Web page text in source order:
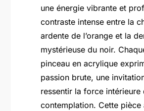
une énergie vibrante et
contraste intense entre la
ardente de l’orange et la
mystérieuse du noir.
pinceau en acrylique
passion brute, une
ressentir la force intérieure
contemplation. Cette pièce